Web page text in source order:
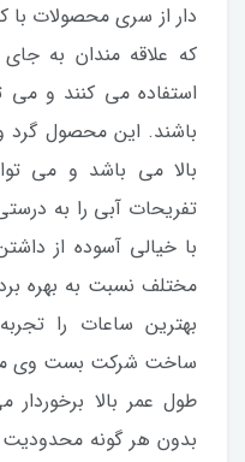
دار از سری محصولات
که علاقه مندان به
استفاده می کنند و می
باشند. این محصول گرد
بالا می باشد و می
تفریحات آبی را به
با خیالی آسوده از
مختلف نسبت به بهره
بهترین ساعات را
ساخت شرکت بست وی
طول عمر بالا
بدون هر گونه محدودیت